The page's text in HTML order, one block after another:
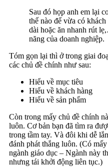
Sau đó họp anh em lại
thế nào để vừa có
dài hoặc ăn nhanh rút
năng của doanh nghiệp.
Tóm gọn lại thì ở trong giai
các chủ đề chính như sau:
Hiểu về mục tiêu
Hiểu về khách hàng
Hiểu về sản phẩm
Còn trong mấy chủ đề chính
luôn. Cơ bản bạn đã tìm ra
trong tầm tay. Và đôi khi dễ
đánh phát thắng luôn. (Có
ngành giáo dục – Ngành này
nhưng tái khởi động liên tục.)